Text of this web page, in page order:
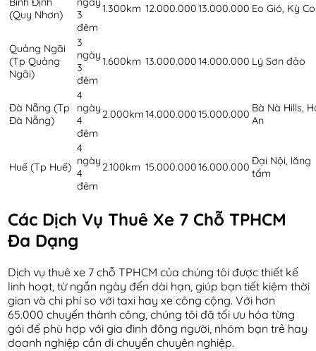
(Quy Nhơn)
3
đêm
1.300km 12.000.00013.000.000 Eo Gió, Kỳ Co
Quảng Ngãi
(Tp Quảng
Ngãi)
3
ngày
3
đêm
1.600km 13.000.00014.000.000 Lý Sơn đảo
Đà Nẵng (Tp
Đà Nẵng)
4
ngày
4
đêm
2.000km14.000.00015.000.000 Bà Nà Hills,
An
Huế (Tp Huế)
4
ngày
4
đêm
2.100km 15.000.00016.000.000 Đại Nội, lăng
tẩm
Các Dịch Vụ Thuê Xe 7 Chỗ TPHCM
Đa Dạng
Dịch vụ thuê xe 7 chỗ TPHCM của chúng tôi được thiết kế
linh hoạt, từ ngắn ngày đến dài hạn, giúp bạn tiết kiệm thời
gian và chi phí so với taxi hay xe công cộng. Với hơn
65.000 chuyến thành công, chúng tôi đã tối ưu hóa từng
gói để phù hợp với gia đình đông người, nhóm bạn trẻ hay
doanh nghiệp cần di chuyển chuyên nghiệp.